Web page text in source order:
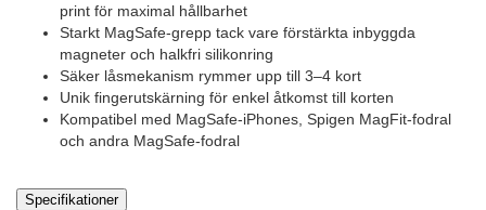
print för maximal hållbarhet
Starkt MagSafe-grepp tack vare förstärkta inbyggda
magneter och halkfri silikonring
Säker låsmekanism rymmer upp till 3–4 kort
Unik fingerutskärning för enkel åtkomst till korten
Kompatibel med MagSafe-iPhones, Spigen MagFit-fodral
och andra MagSafe-fodral
Specifikationer